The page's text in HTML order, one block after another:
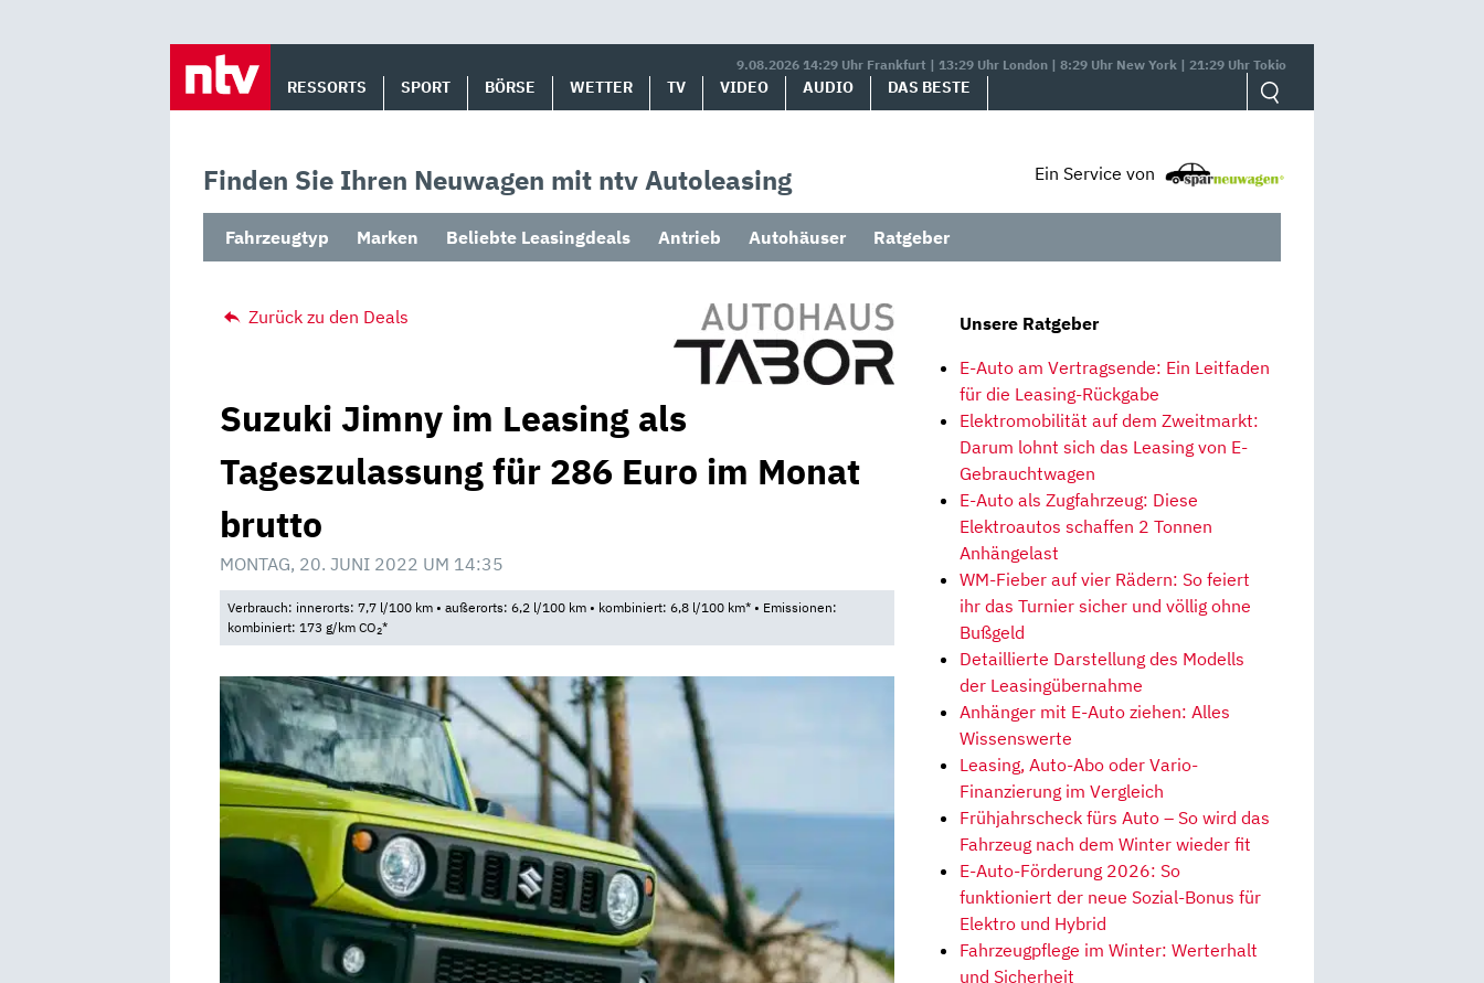
9.08.2026 14:29 Uhr Frankfurt | 13:29 Uhr London | 8:29 Uhr New York | 21:29 Uhr Tokio
RESSORTS SPORT BÖRSE WETTER TV VIDEO AUDIO DAS BESTE
Finden Sie Ihren Neuwagen mit ntv Autoleasing Ein Service von
Fahrzeugtyp Marken Beliebte Leasingdeals Antrieb Autohäuser Ratgeber
Zurück zu den Deals
Suzuki Jimny im Leasing als
Tageszulassung für 286 Euro im Monat
brutto
MONTAG, 20. JUNI 2022 UM 14:35
Verbrauch: innerorts: 7,7 l/100 km • außerorts: 6,2 l/100 km • kombiniert: 6,8 l/100 km* • Emissionen:
kombiniert: 173 g/km CO2*
Unsere Ratgeber
E-Auto am Vertragsende: Ein Leitfaden
für die Leasing-Rückgabe
Elektromobilität auf dem Zweitmarkt:
Darum lohnt sich das Leasing von E-
Gebrauchtwagen
E-Auto als Zugfahrzeug: Diese
Elektroautos schaffen 2 Tonnen
Anhängelast
WM-Fieber auf vier Rädern: So feiert
ihr das Turnier sicher und völlig ohne
Bußgeld
Detaillierte Darstellung des Modells
der Leasingübernahme
Anhänger mit E-Auto ziehen: Alles
Wissenswerte
Leasing, Auto-Abo oder Vario-
Finanzierung im Vergleich
Frühjahrscheck fürs Auto – So wird das
Fahrzeug nach dem Winter wieder fit
E-Auto-Förderung 2026: So
funktioniert der neue Sozial-Bonus für
Elektro und Hybrid
Fahrzeugpflege im Winter: Werterhalt
und Sicherheit